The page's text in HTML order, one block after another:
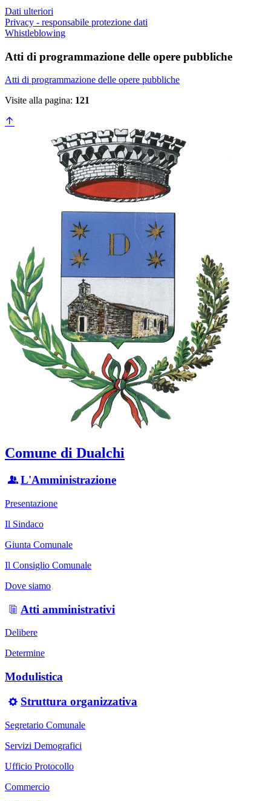
Dati ulteriori
Privacy - responsabile protezione dati
Whistleblowing
Atti di programmazione delle opere pubbliche
Atti di programmazione delle opere pubbliche
Visite alla pagina: 121
Comune di Dualchi
L'Amministrazione
Presentazione
Il Sindaco
Giunta Comunale
Il Consiglio Comunale
Dove siamo
Atti amministrativi
Delibere
Determine
Modulistica
Struttura organizzativa
Segretario Comunale
Servizi Demografici
Ufficio Protocollo
Commercio